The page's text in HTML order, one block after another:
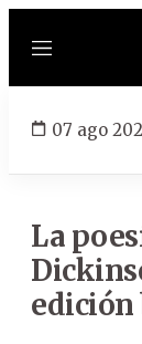
Menú
07 ago
La